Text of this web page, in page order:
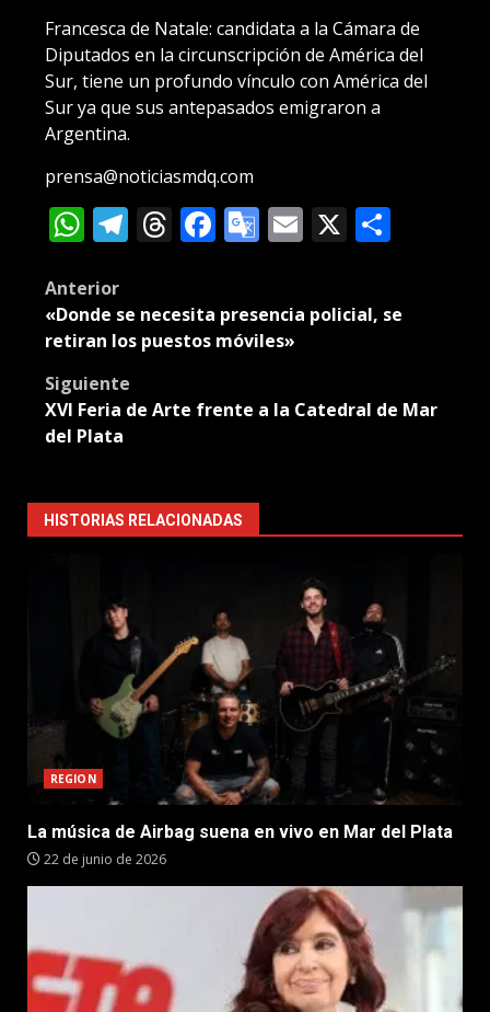
Francesca de Natale: candidata a la Cámara de
Diputados en la circunscripción de América del
Sur, tiene un profundo vínculo con América del
Sur ya que sus antepasados emigraron a
Argentina.
prensa@noticiasmdq.com
WhatsApp
Telegram
Threads
Facebook
Google
Email
X
Post
navigation
Anterior
«Donde se necesita presencia policial, se
retiran los puestos móviles»
Siguiente
XVI Feria de Arte frente a la Catedral de Mar
del Plata
HISTORIAS RELACIONADAS
REGION
La música de Airbag suena en vivo en Mar del Plata
22 de junio de 2026